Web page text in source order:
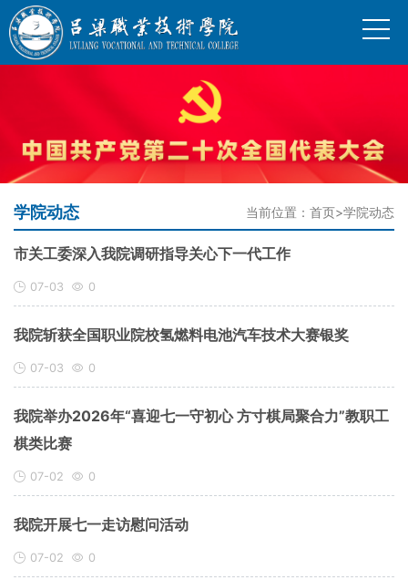
学院动态 当前位置： 首页>学院动态
市关工委深入我院调研指导关心下一代工作
07-03 0
我院斩获全国职业院校氢燃料电池汽车技术大赛银奖
07-03 0
我院举办2026年“喜迎七一守初心 方寸棋局聚合力”教职工
棋类比赛
07-02 0
我院开展七一走访慰问活动
07-02 0